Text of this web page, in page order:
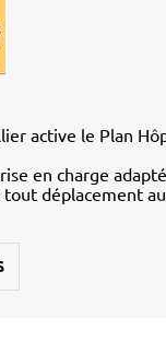
active le Plan
en charge
déplacement